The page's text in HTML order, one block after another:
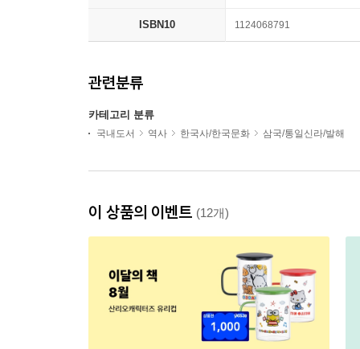
ISBN10 1124068791
관련분류
카테고리 분류
국내도서 역사 한국사/한국문화 삼국/통일신라/발해
이 상품의 이벤트 (12개)